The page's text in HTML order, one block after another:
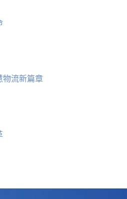
物流新篇章